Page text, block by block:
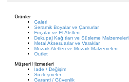
Ürünler
Galeri
Seramik Boyalar ve Çamurlar
Fırçalar ve El Aletleri
Dekupaj Kağıtları ve Süsleme Malzemeleri
Metal Aksesuarlar ve Varaklar
Mozaik Aletleri ve Mozaik Malzemeleri
Outlet
Müşteri Hizmetleri
İade / Değişim
Sözleşmeler
Garanti / Güvenlik